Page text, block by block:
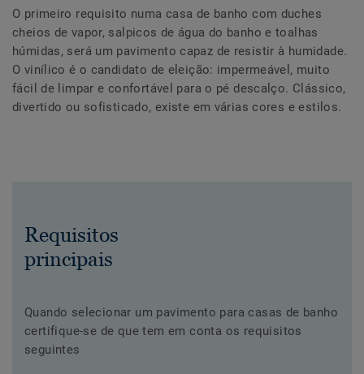
O primeiro requisito numa casa de banho com duches
cheios de vapor, salpicos de água do banho e toalhas
húmidas, será um pavimento capaz de resistir à humidade.
O vinílico é o candidato de eleição: impermeável, muito
fácil de limpar e confortável para o pé descalço. Clássico,
divertido ou sofisticado, existe em várias cores e estilos.
Requisitos
principais
Quando selecionar um pavimento para casas de banho
certifique-se de que tem em conta os requisitos
seguintes